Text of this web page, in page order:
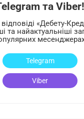
та Viber!
«Дебету-
та найактуальніші
Telegram
Viber